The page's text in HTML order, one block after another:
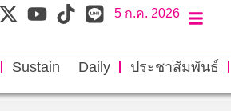
5 ก.ค. 2026
Sustain Daily ประชาสัมพันธ์